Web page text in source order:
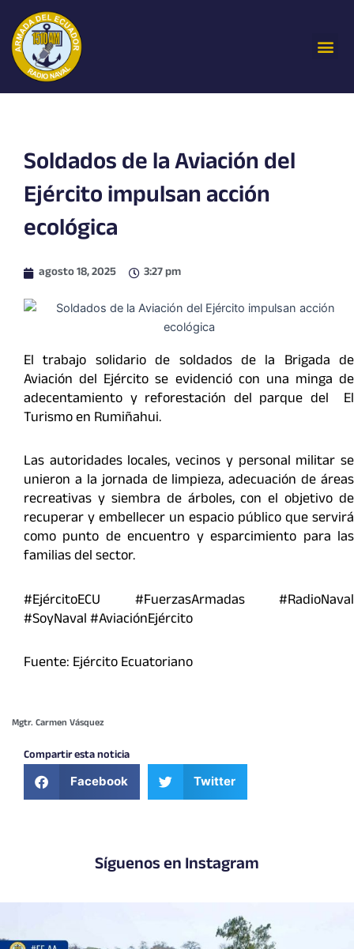
contenido
Soldados de la Aviación del
Ejército impulsan acción
ecológica
agosto 18, 2025 3:27 pm
El trabajo solidario de soldados de la Brigada de
Aviación del Ejército se evidenció con una minga de
adecentamiento y reforestación del parque del El
Turismo en Rumiñahui.
Las autoridades locales, vecinos y personal militar se
unieron a la jornada de limpieza, adecuación de áreas
recreativas y siembra de árboles, con el objetivo de
recuperar y embellecer un espacio público que servirá
como punto de encuentro y esparcimiento para las
familias del sector.
#EjércitoECU #FuerzasArmadas #RadioNaval
#SoyNaval #AviaciónEjército
Fuente: Ejército Ecuatoriano
Mgtr. Carmen Vásquez
Compartir esta noticia
Facebook Twitter
Síguenos en Instagram